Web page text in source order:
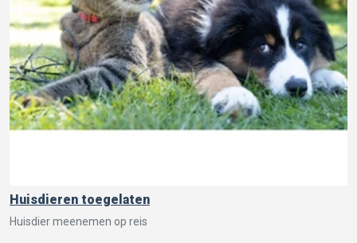
Huisdieren toegelaten
Huisdier meenemen op reis